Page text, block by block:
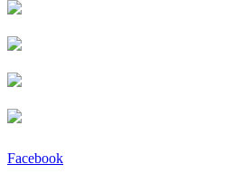
Facebook